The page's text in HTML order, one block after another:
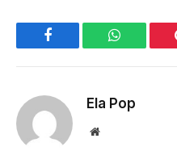
Facebook WhatsApp
Ela Pop
Website